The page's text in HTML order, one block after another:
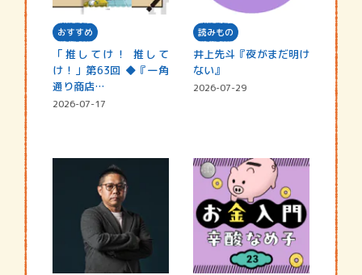
おすすめ
「推してけ！ 推して
け！」第63回 ◆『一角
通り商店…
2026-07-17
読みもの
井上先斗『夜がまだ明け
ない』
2026-07-29